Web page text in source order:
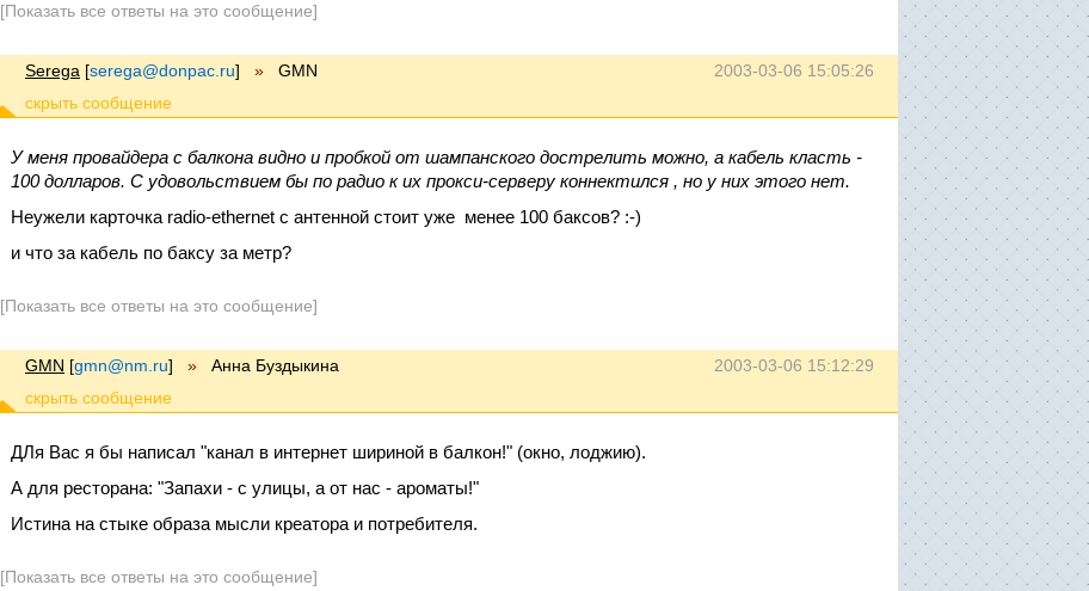
[Показать все ответы на это сообщение]
2003-03-06 15:05:26
Serega [serega@donpac.ru] » GMN
У меня провайдера с балкона видно и пробкой от шампанского дострелить можно, а кабель класть -
100 долларов. С удовольствием бы по радио к их прокси-серверу коннектился , но у них этого нет.
Неужели карточка radio-ethernet с антенной стоит уже менее 100 баксов? :-)
и что за кабель по баксу за метр?
[Показать все ответы на это сообщение]
2003-03-06 15:12:29
GMN [gmn@nm.ru] » Анна Буздыкина
ДЛя Вас я бы написал "канал в интернет шириной в балкон!" (окно, лоджию).
А для ресторана: "Запахи - с улицы, а от нас - ароматы!"
Истина на стыке образа мысли креатора и потребителя.
[Показать все ответы на это сообщение]